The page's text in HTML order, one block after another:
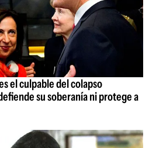
el culpable del colapso
su soberanía ni protege a